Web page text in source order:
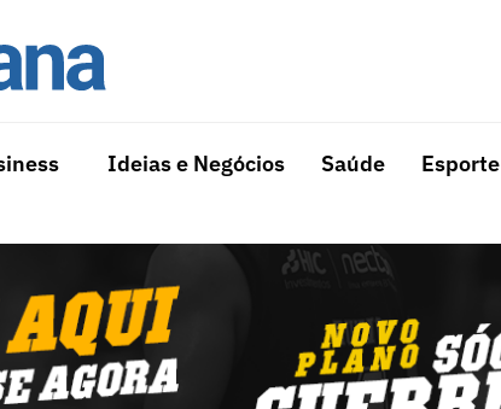
Ideias e Negócios Saúde Esporte